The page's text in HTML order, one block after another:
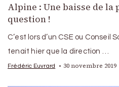
Alpine : Une baisse de
question !
C’est lors d’un CSE ou Conseil
tenait hier que la direction …
Frédéric Euvrard 30 novembre 2019